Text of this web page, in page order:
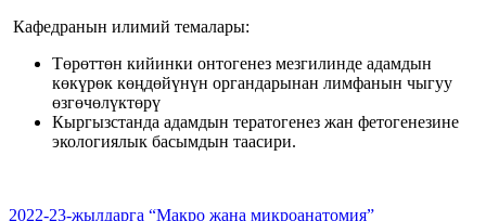
Кафедранын илимий темалары:
Төрөттөн кийинки онтогенез мезгилинде адамдын
көкүрөк көңдөйүнүн органдарынан лимфанын чыгуу
өзгөчөлүктөрү
Кыргызстанда адамдын тератогенез жан фетогенезине
экологиялык басымдын таасири.
2022-23-жылдарга “Макро жана микроанатомия”